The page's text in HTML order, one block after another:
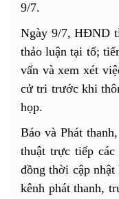
9/7.
Ngày 9/7, HĐND
thảo luận tại tổ;
vấn và xem xét
cử tri trước khi
họp.
Báo và Phát
thuật trực tiếp các
đồng thời cập
kênh phát thanh,